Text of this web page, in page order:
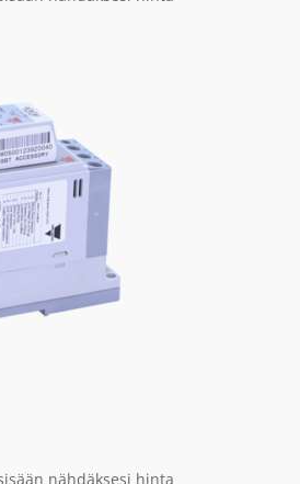
nähdäksesi hinta